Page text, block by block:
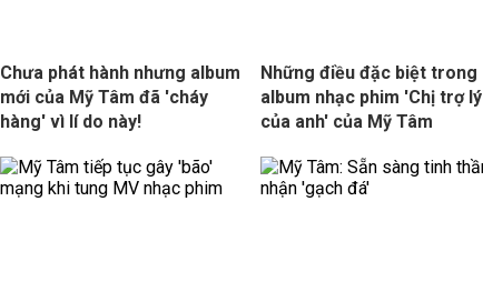
Chưa phát hành nhưng album
mới của Mỹ Tâm đã 'cháy
hàng' vì lí do này!
Những điều đặc biệt trong
album nhạc phim 'Chị trợ lý
của anh' của Mỹ Tâm